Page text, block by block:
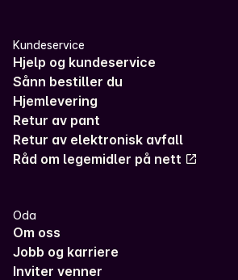
Kundeservice
Hjelp og kundeservice
Sånn bestiller du
Hjemlevering
Retur av pant
Retur av elektronisk avfall
Råd om legemidler på nett
Oda
Om oss
Jobb og karriere
Inviter venner